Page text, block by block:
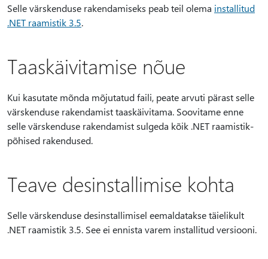
Selle värskenduse rakendamiseks peab teil olema installitud
.NET raamistik 3.5.
Taaskäivitamise nõue
Kui kasutate mõnda mõjutatud faili, peate arvuti pärast selle
värskenduse rakendamist taaskäivitama. Soovitame enne
selle värskenduse rakendamist sulgeda kõik .NET raamistik-
põhised rakendused.
Teave desinstallimise kohta
Selle värskenduse desinstallimisel eemaldatakse täielikult
.NET raamistik 3.5. See ei ennista varem installitud versiooni.